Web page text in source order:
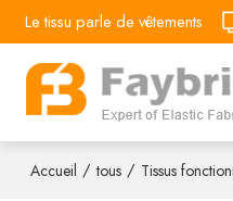
Le tissu parle de vêtements
Accueil / tous / Tissus